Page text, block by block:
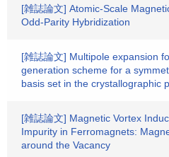
[雑誌論文] Atomic-Scale
Odd-Parity Hybridization
[雑誌論文] Multipole expansion
generation scheme for a
basis set in the crystallographic
[雑誌論文] Magnetic Vortex
Impurity in Ferromagnets:
around the Vacancy